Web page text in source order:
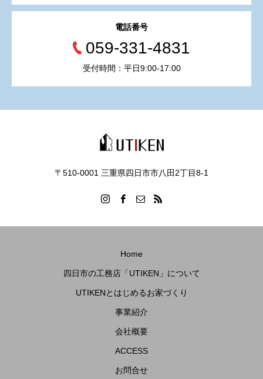
電話番号
059-331-4831
受付時間：平日9:00-17:00
〒510-0001 三重県四日市市八田2丁目8‐1
Home
四日市の工務店「UTIKEN」について
UTIKENとはじめるお家づくり
事業紹介
会社概要
ACCESS
お問合せ